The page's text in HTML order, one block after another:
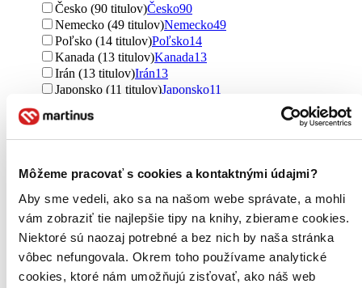
Môžeme pracovať s cookies a kontaktnými údajmi?
Aby sme vedeli, ako sa na našom webe správate, a mohli
vám zobraziť tie najlepšie tipy na knihy, zbierame cookies.
Niektoré sú naozaj potrebné a bez nich by naša stránka
vôbec nefungovala. Okrem toho používame analytické
cookies, ktoré nám umožňujú zisťovať, ako náš web
Česko (90 titulov)Česko90
Nemecko (49 titulov)Nemecko49
Poľsko (14 titulov)Poľsko14
Kanada (13 titulov)Kanada13
Irán (13 titulov)Irán13
Japonsko (11 titulov)Japonsko11
Čína (8 titulov)
Slovensko (4 tituly)Slovensko4
Ďalšie možnosti
Útvar
romány (443 titulov)romány443
poviedky (134 titulov)poviedky 134
Podžáner
sci-fi (241 titulov)sci-fi241